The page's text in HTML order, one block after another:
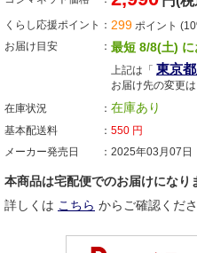
くらし応援ポイント 299 ポイント
お届け目安
最短 8/8(土) に
上記は「 東京
お届け先の変更は
在庫状況
在庫あり
基本配送料 550 円
メーカー発売日
2025年03月07日
本商品は宅配便でのお届けになり
詳しくは こちら からご確認くださ